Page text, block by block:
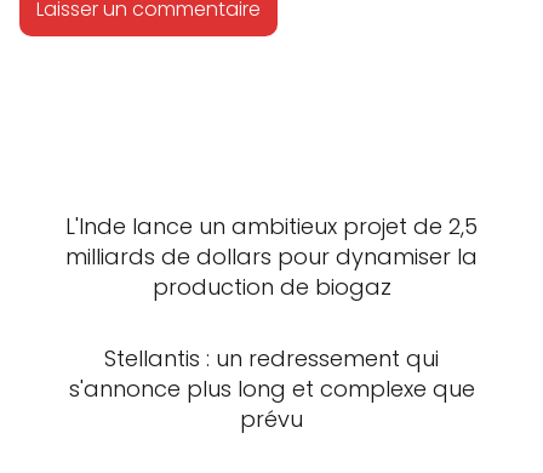
L'Inde lance un ambitieux projet de 2,5
milliards de dollars pour dynamiser la
production de biogaz
Stellantis : un redressement qui
s'annonce plus long et complexe que
prévu